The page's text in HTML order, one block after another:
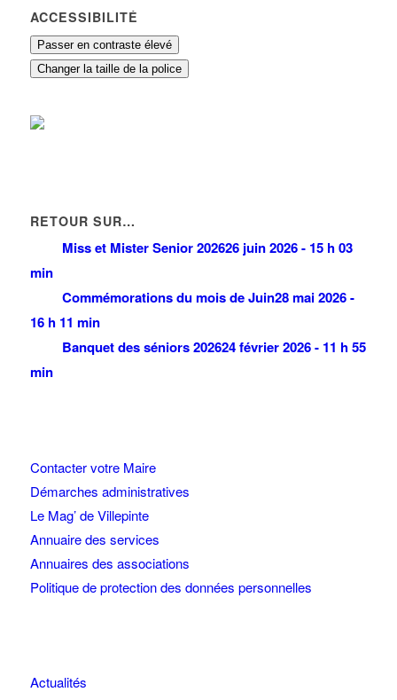
ACCESSIBILITÉ
Passer en contraste élevé
Changer la taille de la police
RETOUR SUR…
Miss et Mister Senior 202626 juin 2026 - 15 h 03
min
Commémorations du mois de Juin28 mai 2026 -
16 h 11 min
Banquet des séniors 202624 février 2026 - 11 h 55
min
Contacter votre Maire
Démarches administratives
Le Mag’ de Villepinte
Annuaire des services
Annuaires des associations
Politique de protection des données personnelles
Actualités